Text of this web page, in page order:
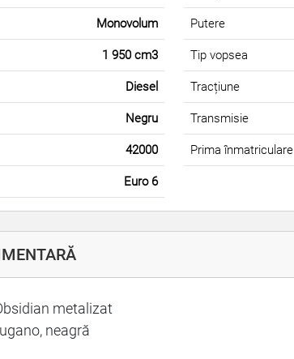
Monovolum
1 950 cm3
Diesel
Negru
42000
Euro 6
Putere
Tip vopsea
Tracțiune
Transmisie
Prima înmatriculare
metalizat
neagră